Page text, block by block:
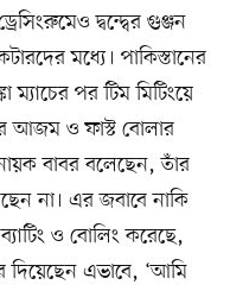
দ্বন্দ্বের গুঞ্জন
মধ্যে। পাকিস্তানের
ম্যাচের পর টিম মিটিংয়ে
আজম ও ফাস্ট বোলার
বাবর বলেছেন, তাঁর
না। এর জবাবে নাকি
ও বোলিং করেছে,
দিয়েছেন এভাবে, ‘আমি